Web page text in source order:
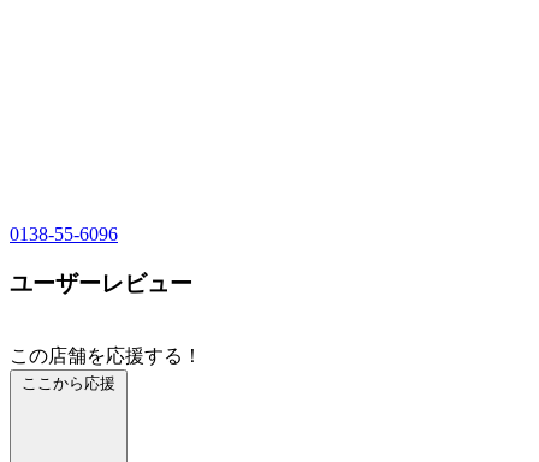
0138-55-6096
ユーザーレビュー
この店舗を応援する！
ここから応援